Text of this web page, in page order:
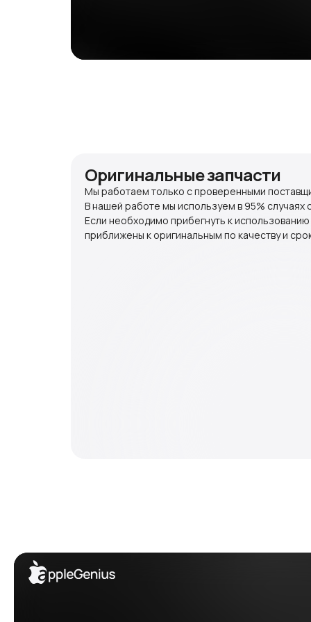
Оригинальные запчасти
Мы работаем только с проверенными
В нашей работе мы используем в 95% случаях
Если необходимо прибегнуть к
приближены к оригинальным по качеству и